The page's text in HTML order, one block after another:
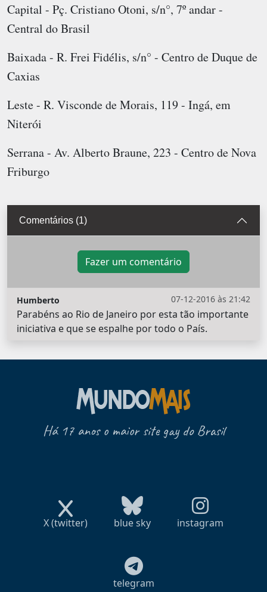
Capital - Pç. Cristiano Otoni, s/n°, 7º andar -
Central do Brasil
Baixada - R. Frei Fidélis, s/n° - Centro de Duque de
Caxias
Leste - R. Visconde de Morais, 119 - Ingá, em
Niterói
Serrana - Av. Alberto Braune, 223 - Centro de Nova
Friburgo
Comentários (1)
Fazer um comentário
07-12-2016 às 21:42
Humberto
Parabéns ao Rio de Janeiro por esta tão importante
iniciativa e que se espalhe por todo o País.
Há 17 anos o maior site gay do Brasil
X (twitter) blue sky instagram
telegram